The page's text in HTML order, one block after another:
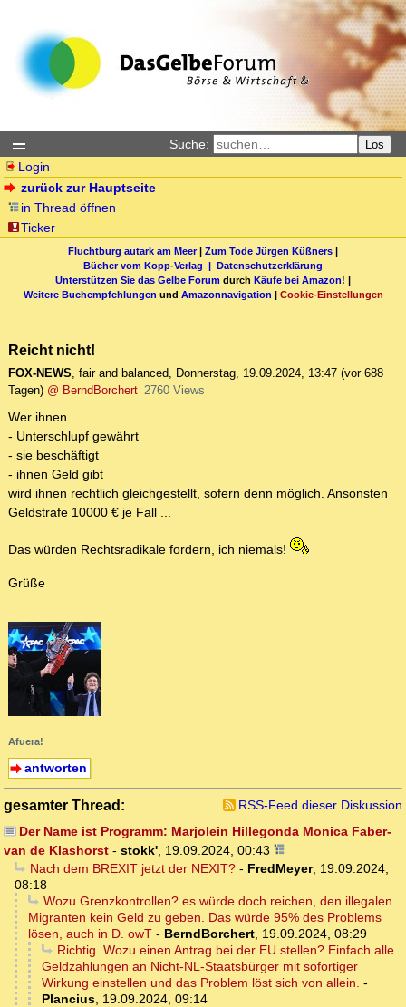
Suche: Los
Login
zurück zur Hauptseite
in Thread öffnen
Ticker
Fluchtburg autark am Meer| Zum Tode Jürgen Küßners |
Bücher vom Kopp-Verlag | Datenschutzerklärung
Unterstützen Sie das Gelbe Forum durch Käufe bei Amazon! |
Weitere Buchempfehlungen und Amazonnavigation | Cookie-Einstellungen
Reicht nicht!
FOX-NEWS, fair and balanced, Donnerstag, 19.09.2024, 13:47 (vor 688
Tagen) @ BerndBorchert 2760 Views
Wer ihnen
- Unterschlupf gewährt
- sie beschäftigt
- ihnen Geld gibt
wird ihnen rechtlich gleichgestellt, sofern denn möglich. Ansonsten
Geldstrafe 10000 € je Fall ...
Das würden Rechtsradikale fordern, ich niemals!
Grüße
--
Afuera!
antworten
gesamter Thread:
RSS-Feed dieser Diskussion
Der Name ist Programm: Marjolein Hillegonda Monica Faber-
van de Klashorst - stokk' 19.09.2024, 00:43
Nach dem BREXIT jetzt der NEXIT?- FredMeyer, 19.09.2024,
08:18
Wozu Grenzkontrollen? es würde doch reichen, den illegalen
Migranten kein Geld zu geben. Das würde 95% des Problems
lösen, auch in D. owT - BerndBorchert 19.09.2024, 08:29
Richtig. Wozu einen Antrag bei der EU stellen? Einfach alle
Geldzahlungen an Nicht-NL-Staatsbürger mit sofortiger
Wirkung einstellen und das Problem löst sich von allein. -
Plancius 19.09.2024, 09:14